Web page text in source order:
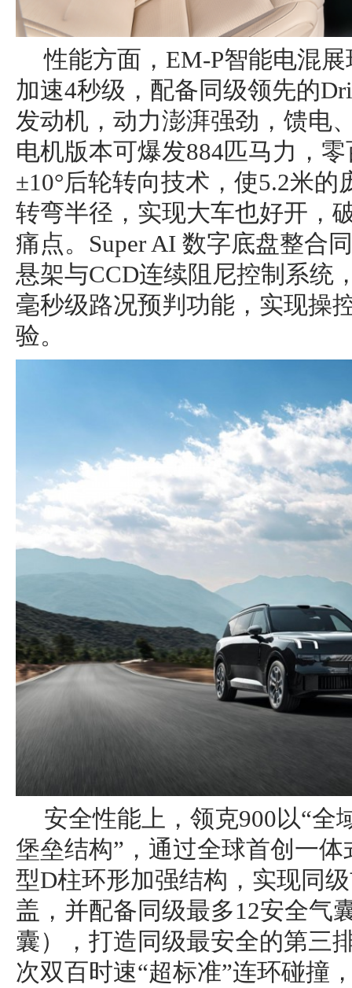
性能方面，EM-P智能电混
加速4秒级，配备同级领先的
发动机，动力澎湃强劲，馈电
电机版本可爆发884匹马力，
±10°后轮转向技术，使5.2米
转弯半径，实现大车也好开，
痛点。Super AI 数字底盘整合
悬架与CCD连续阻尼控制系统
毫秒级路况预判功能，实现操
验。
安全性能上，领克900以“全
堡垒结构”，通过全球首创一
型D柱环形加强结构，实现同
盖，并配备同级最多12安全气
囊），打造同级最安全的第三
次双百时速“超标准”连环碰撞